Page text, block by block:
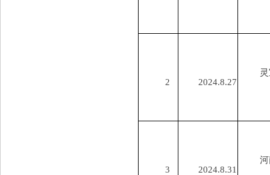
2 2024.8.27
3 2024.8.31